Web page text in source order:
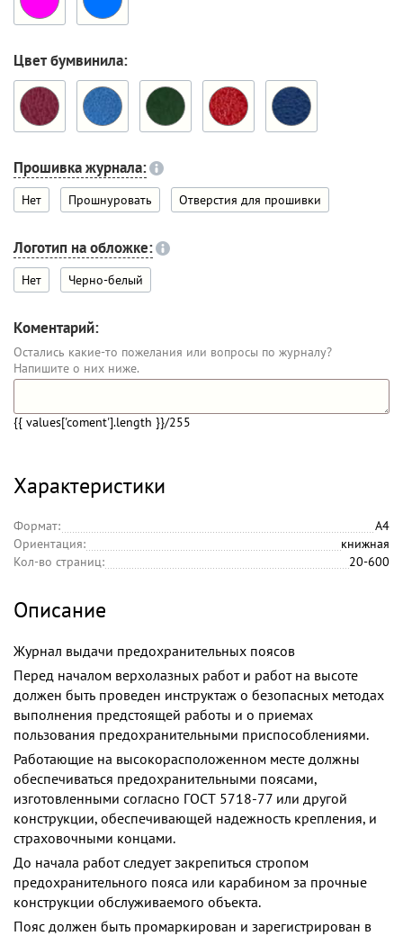
Цвет бумвинила:
Прошивка журнала:
Нет Прошнуровать Отверстия для прошивки
Логотип на обложке:
Нет Черно-белый
Коментарий:
Остались какие-то пожелания или вопросы по журналу?
Напишите о них ниже.
{{ values['coment'].length }}/255
Характеристики
Формат:
А4
Ориентация:
книжная
Кол-во страниц:
20-600
Описание
Журнал выдачи предохранительных поясов
Перед началом верхолазных работ и работ на высоте
должен быть проведен инструктаж о безопасных методах
выполнения предстоящей работы и о приемах
пользования предохранительными приспособлениями.
Работающие на высокорасположенном месте должны
обеспечиваться предохранительными поясами,
изготовленными согласно ГОСТ 5718-77 или другой
конструкции, обеспечивающей надежность крепления, и
страховочными концами.
До начала работ следует закрепиться стропом
предохранительного пояса или карабином за прочные
конструкции обслуживаемого объекта.
Пояс должен быть промаркирован и зарегистрирован в